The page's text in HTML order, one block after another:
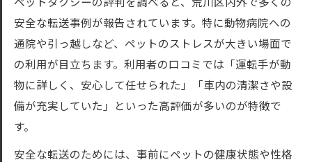
ペットタクシーの評判を調べると、荒川区内外で多くの
安全な転送事例が報告されています。特に動物病院への
通院や引っ越しなど、ペットのストレスが大きい場面で
の利用が目立ちます。利用者の口コミでは「運転手が動
物に詳しく、安心して任せられた」「車内の清潔さや設
備が充実していた」といった高評価が多いのが特徴で
す。
安全な転送のためには、事前にペットの健康状態や性格